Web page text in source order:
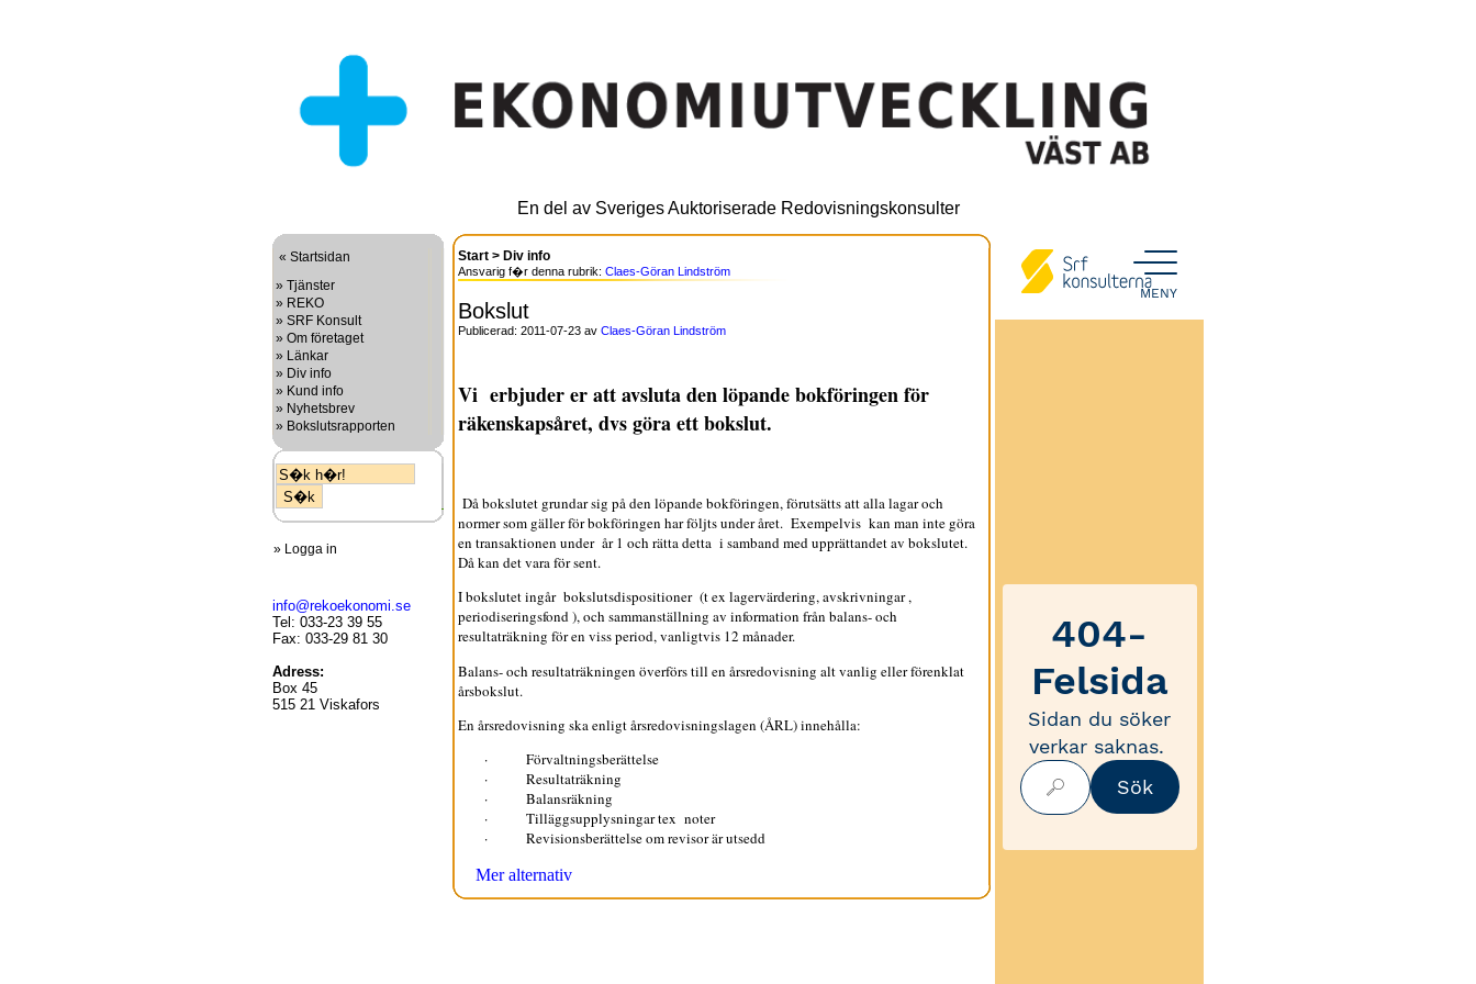
En del av Sveriges Auktoriserade Redovisningskonsulter
« Startsidan
» Tjänster
» REKO
» SRF Konsult
» Om företaget
» Länkar
» Div info
» Kund info
» Nyhetsbrev
» Bokslutsrapporten
» Logga in
info@rekoekonomi.se
Tel: 033-23 39 55
Fax: 033-29 81 30
Adress:
Box 45
515 21 Viskafors
Start > Div info
Ansvarig f�r denna rubrik: Claes-Göran Lindström
Bokslut
Publicerad: 2011-07-23 av Claes-Göran Lindström
Vi erbjuder er att avsluta den löpande bokföringen för
räkenskapsåret, dvs göra ett bokslut.
Då bokslutet grundar sig på den löpande bokföringen, förutsätts att alla lagar och
normer som gäller för bokföringen har följts under året. Exempelvis kan man inte göra
en transaktionen under år 1 och rätta detta i samband med upprättandet av bokslutet.
Då kan det vara för sent.
I bokslutet ingår bokslutsdispositioner (t ex lagervärdering, avskrivningar ,
periodiseringsfond ), och sammanställning av information från balans- och
resultaträkning för en viss period, vanligtvis 12 månader.
Balans- och resultaträkningen överförs till en årsredovisning alt vanlig eller förenklat
årsbokslut.
En årsredovisning ska enligt årsredovisningslagen (ÅRL) innehålla:
· Förvaltningsberättelse
· Resultaträkning
· Balansräkning
· Tilläggsupplysningar tex noter
· Revisionsberättelse om revisor är utsedd
Mer alternativ